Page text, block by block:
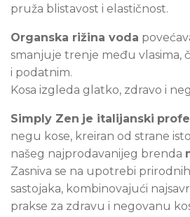
pruža blistavost i elastičnost.
Organska rižina voda
smanjuje trenje među vlasima,
i podatnim.
Kosa izgleda glatko, zdravo i
Simply Zen je italijanski
negu kose, kreiran od strane
našeg najprodavanijeg brenda
Zasniva se na upotrebi
sastojaka, kombinovajući
prakse za zdravu i negovanu